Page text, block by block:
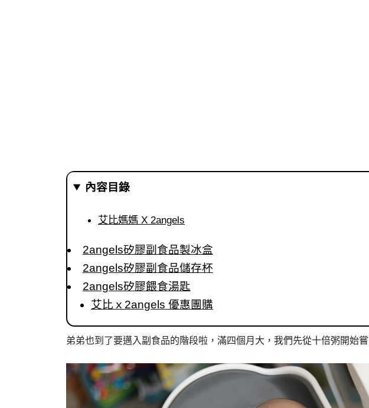
內容目錄
艾比媽媽 X 2angels
2angels矽膠副食品製冰盒
2angels矽膠副食品儲存杯
2angels矽膠餵食湯匙
艾比ｘ2angels 優惠團購
弟弟也到了要邁入副食品的階段啦，滿四個月大，我們先從十倍粥開始嘗